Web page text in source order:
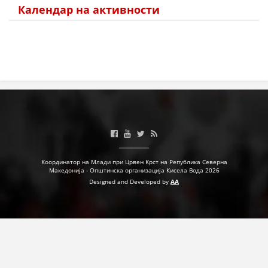
Календар на активности
Координатор на Млади при Црвен Крст на Република Северна
Македонија - Општинска организација Кисела Вода 2026
Designed and Developed by AA